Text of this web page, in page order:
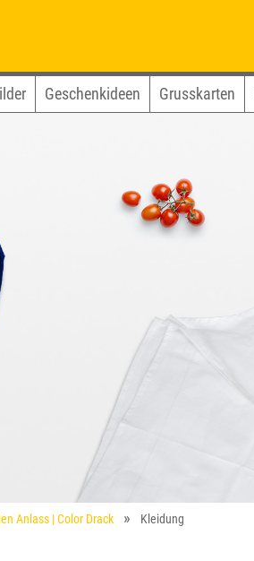
Geschenkideen Grusskarten
Anlass | Color Drack Kleidung